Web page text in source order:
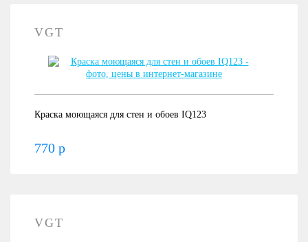
VGT
Краска моющаяся для стен и обоев IQ123
770 р
VGT